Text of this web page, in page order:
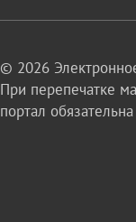
© 2026
При перепечатке
портал обязательна